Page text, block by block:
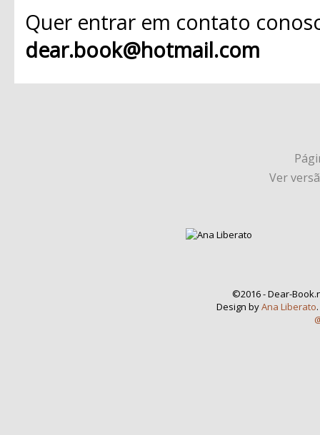
Quer entrar em contato
dear.book@hotmail.com
Ver
©2016 - Dear-
Design byAna Liberato